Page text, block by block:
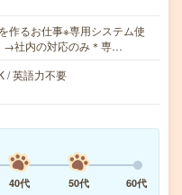
作るお仕事※専用システム使
→社内の対応のみ＊専…
/ 英語力不要
40代 50代
60代